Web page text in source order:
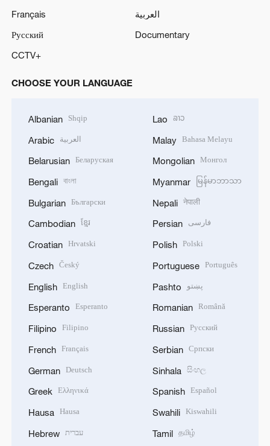
Français
العربية
Русский
Documentary
CCTV+
CHOOSE YOUR LANGUAGE
Albanian Shqip
Arabic العربية
Belarusian Беларуская
Bengali বাংলা
Bulgarian Български
Cambodian ខ្មែរ
Croatian Hrvatski
Czech Český
English English
Esperanto Esperanto
Filipino Filipino
French Français
German Deutsch
Greek Ελληνικά
Hausa Hausa
Hebrew עברית
Lao ລາວ
Malay Bahasa Melayu
Mongolian Монгол
Myanmar မြန်မာဘာသာ
Nepali नेपाली
Persian فارسی
Polish Polski
Portuguese Português
Pashto پښتو
Romanian Română
Russian Русский
Serbian Српски
Sinhala සිංහල
Spanish Español
Swahili Kiswahili
Tamil தமிழ்